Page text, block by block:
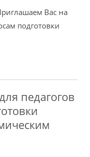
Вас на
подготовки
педагогов